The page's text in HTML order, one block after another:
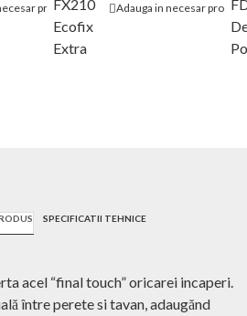
proiect Adauga in necesar proiect
SPECIFICATII TEHNICE
acel “final touch” oricarei incaperi.
între perete si tavan, adaugănd